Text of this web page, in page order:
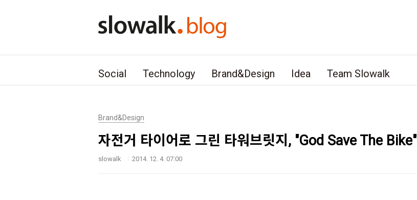
Social Technology Brand&Design Idea Team Slowalk
Brand&Design
자전거 타이어로 그린 타워브릿지, "God Save The Bike"
slowalk 2014. 12. 4. 07:00